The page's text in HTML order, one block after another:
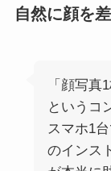
自然に顔を
「顔写真
というコ
スマホ1
のインス